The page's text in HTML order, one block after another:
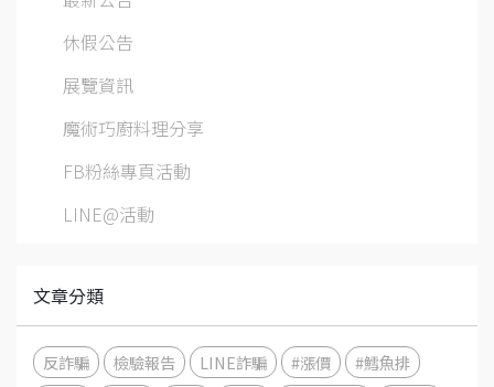
休假公告
展覽資訊
魔術巧廚料理分享
FB粉絲專頁活動
LINE@活動
文章分類
反詐騙 檢驗報告 LINE詐騙 #漲價
#鱈魚排